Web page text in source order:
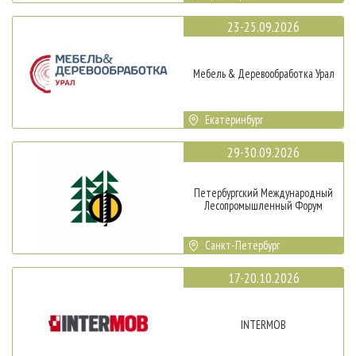
23-25.09.2026
Мебель & Деревообработка Урал
Екатеринбург
29-30.09.2026
Петербургский Международный
Лесопромышленный Форум
Санкт-Петербург
17-20.10.2026
INTERMOB